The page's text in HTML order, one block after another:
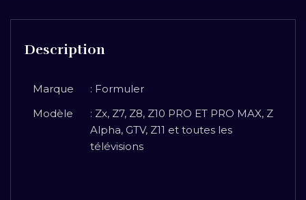
Description
Marque
: Formuler
Modèle
: Zx, Z7, Z8, Z10 PRO ET PRO MAX, Z
Alpha, GTV, Z11 et toutes les
télévisions